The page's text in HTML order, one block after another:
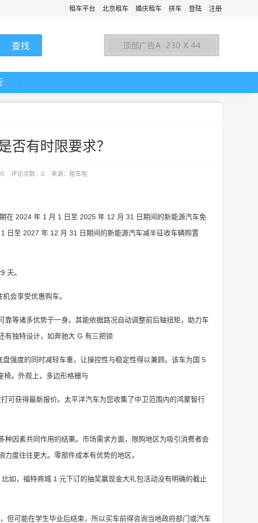
租车平台 北京租车 婚庆租车 拼车 登陆 注册
否有时限要求？
评论次数：0 来源：租车啦
2024 年 1 月 1 日至 2025 年 12 月 31 日期间的新能源汽车免
日至 2027 年 12 月 31 日期间的新能源汽车减半征收车辆购置
天。
会享受优惠购车。
等诸多优势于一身。其能依据路况自动调整前后轴扭矩，助力车
有独特设计，如奔驰大 G 有三把锁
度的同时减轻车重，让操控性与稳定性得以兼顾。该车为国 5
椅。外观上，多边形格栅与
获得最新报价。太平洋汽车为您收集了中卫范围内的鸿蒙智行
因素共同作用的结果。市场需求方面，限购地区为吸引消费者会
度往往更大。零部件成本有优势的地区，
，福特商城 1 元下订的抽奖赢现金大礼包活动没有明确的截止
可能在学生毕业后结束，所以买车前得咨询当地政府部门或汽车